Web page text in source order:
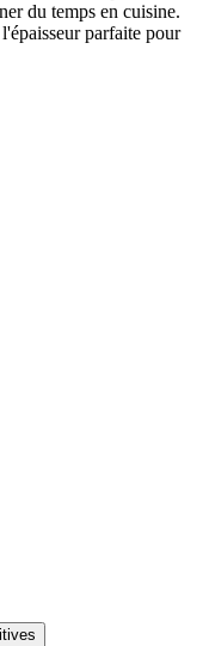
du temps en cuisine.
parfaite pour